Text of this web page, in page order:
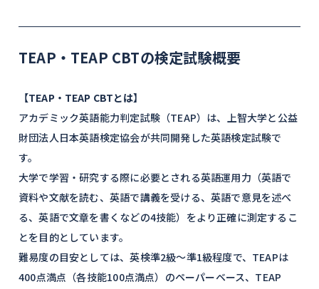
次試験として面接を行い、最終合否判定を行い
ます。
TEAP・TEAP CBTの検定試験概要
【TEAP・TEAP CBTとは】
アカデミック英語能力判定試験（TEAP）は、上智大学と公益
財団法人日本英語検定協会が共同開発した英語検定試験で
す。
大学で学習・研究する際に必要とされる英語運用力（英語で
資料や文献を読む、英語で講義を受ける、英語で意見を述べ
る、英語で文章を書くなどの4技能）をより正確に測定するこ
とを目的としています。
難易度の目安としては、英検準2級～準1級程度で、TEAPは
400点満点（各技能100点満点）のペーパーベース、TEAP